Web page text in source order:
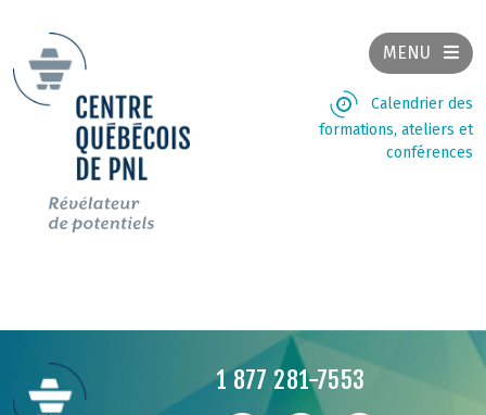
MENU
Calendrier des
formations, ateliers et
conférences
1 877 281-7553